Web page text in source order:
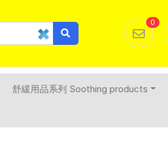
0
舒緩用品系列 Soothing products